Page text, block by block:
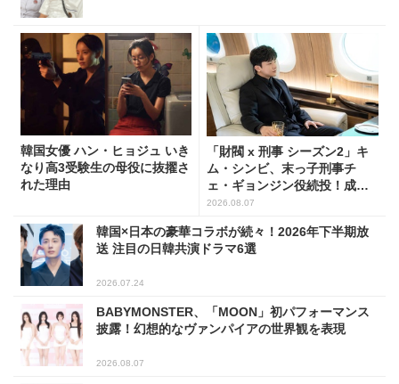
韓国女優 ハン・ヒョジュ いき
なり高3受験生の母役に抜擢さ
れた理由
「財閥 x 刑事 シーズン2」キ
ム・シンビ、末っ子刑事チ
ェ・ギョンジン役続投！成長
した姿に注目
2026.08.07
韓国×日本の豪華コラボが続々！2026年下半期放
送 注目の日韓共演ドラマ6選
2026.07.24
BABYMONSTER、「MOON」初パフォーマンス
披露！幻想的なヴァンパイアの世界観を表現
2026.08.07